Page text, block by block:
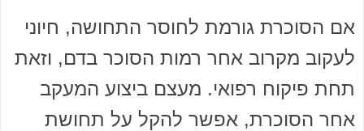
אם הסוכרת גורמת לחוסר התחושה, חיוני
לעקוב מקרוב אחר רמות הסוכר בדם, וזאת
תחת פיקוח רפואי. מעצם ביצוע המעקב
אחר הסוכרת, אפשר להקל על תחושת